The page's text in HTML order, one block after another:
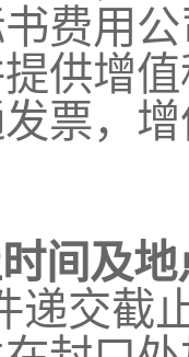
费用
供增
票，
间及地
递交截